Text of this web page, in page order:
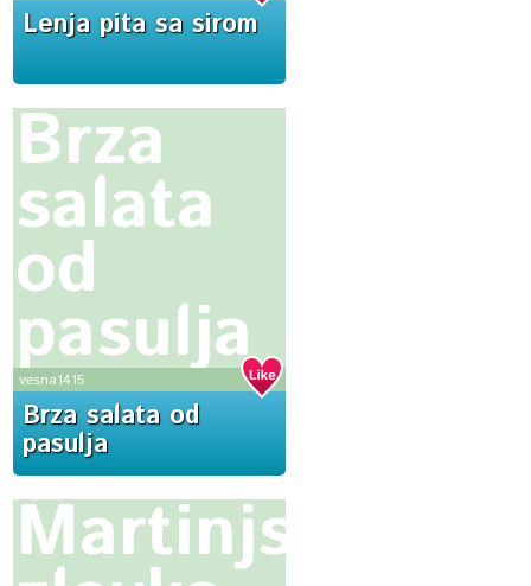
Lenja pita sa sirom
Brza
salata
od
pasulja
vesna1415
Brza salata od
pasulja
Martinjska